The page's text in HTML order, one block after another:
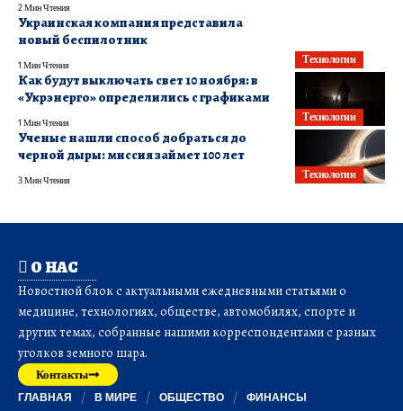
2 Мин Чтения
Технологии
Украинская компания представила
новый беспилотник
1 Мин Чтения
Технологии
Как будут выключать свет 10 ноября: в
«Укрэнерго» определились с графиками
1 Мин Чтения
Технологии
Ученые нашли способ добраться до
черной дыры: миссия займет 100 лет
3 Мин Чтения
О НАС
Новостной блок с актуальными ежедневными статьями о
медицине, технологиях, обществе, автомобилях, спорте и
других темах, собранные нашими корреспондентами с разных
уголков земного шара.
Контакты
ГЛАВНАЯ В МИРЕ ОБЩЕСТВО ФИНАНСЫ